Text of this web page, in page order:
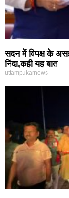
सदन में विपक्ष के
निंदा,कही यह बात
uttampukarnews